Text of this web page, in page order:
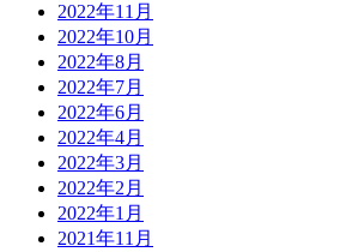
2022年11月
2022年10月
2022年8月
2022年7月
2022年6月
2022年4月
2022年3月
2022年2月
2022年1月
2021年11月